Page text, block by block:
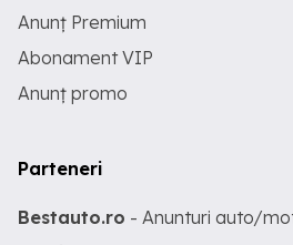
Anunț Premium
Abonament VIP
Anunț promo
Parteneri
Bestauto.ro - Anunturi auto/